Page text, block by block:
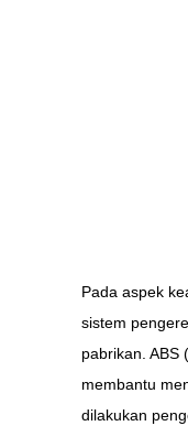
Pada aspek
sistem
pabrikan. ABS (
membantu
dilakukan